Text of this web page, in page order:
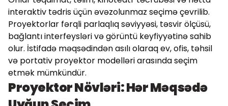
interaktiv tədris üçün əvəzolunmaz seçimə çevrilib.
Proyektorlar fərqli parlaqlıq səviyyəsi, təsvir ölçüsü,
bağlantı interfeysləri və görüntü keyfiyyətinə sahib
olur. İstifadə məqsədindən asılı olaraq ev, ofis, təhsil
və portativ proyektor modelləri arasında seçim
etmək mümkündür.
Proyektor Növləri: Hər Məqsədə